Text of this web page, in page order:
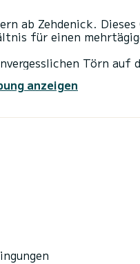
ab Zehdenick.
für einen
Törn auf
ausgestattet mit 1
mit folgender
unverbindliche
anzeigen